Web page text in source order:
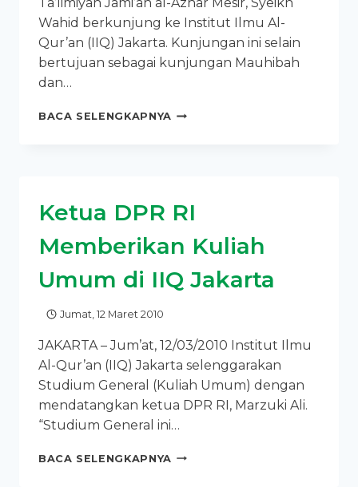
Wahid berkunjung ke Institut Ilmu Al-
Qur’an (IIQ) Jakarta. Kunjungan ini selain
bertujuan sebagai kunjungan Mauhibah
dan…
BACA SELENGKAPNYA IIQ
UNIVERSITAS
LUAR
NEGERI
Ketua DPR RI
Memberikan Kuliah
Umum di IIQ Jakarta
Jumat, 12 Maret 2010
JAKARTA – Jum’at, 12/03/2010 Institut Ilmu
Al-Qur’an (IIQ) Jakarta selenggarakan
Studium General (Kuliah Umum) dengan
mendatangkan ketua DPR RI, Marzuki Ali.
“Studium General ini…
BACA SELENGKAPNYA KETUA